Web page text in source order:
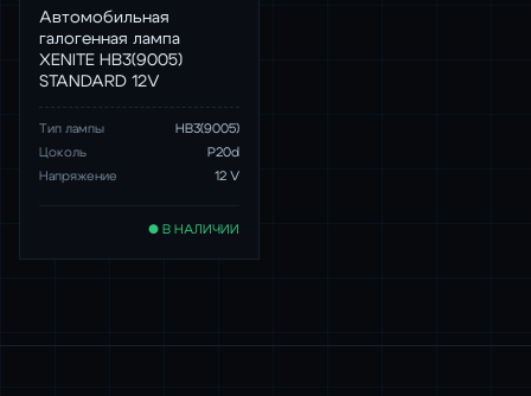
Автомобильная
галогенная лампа
XENITE HB3(9005)
STANDARD 12V
Тип лампы
HB3(9005)
Цоколь
P20d
Напряжение
12 V
● В НАЛИЧИИ